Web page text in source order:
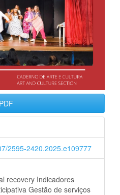
PDF
2595-2420.2025.e109777
recovery Indicadores
Gestão de serviços